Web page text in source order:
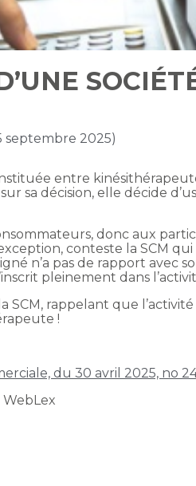
septembre 2025)
entre
sa décision, elle décide
donc aux
conteste la SCM
n’a pas de rapport avec
pleinement dans
SCM, rappelant que
!
du 30 avril 2025, no